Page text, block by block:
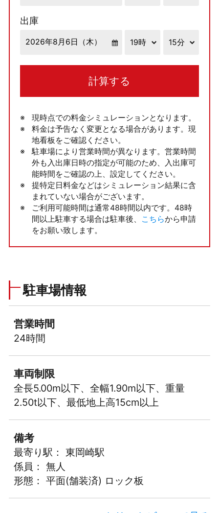
出庫
計算する
現時点での料金シミュレーションとなります。
料金は予告なく変更となる場合があります。現
地看板をご確認ください。
駐車場により営業時間が異なります。営業時間
外も入出庫日時の指定が可能のため、入出庫可
能時間をご確認の上、設定してください。
提特定日料金などはシミュレーション結果に含
まれていない場合がございます。
ご利用可能時間は通常48時間以内です。48時
間以上駐車する場合は駐車後、
こちらから申請
をお願い致します。
駐車場情報
営業時間
24時間
車両制限
全長5.00m以下、全幅1.90m以下、重量
2.50t以下、最低地上高15cm以上
備考
最寄り駅： 東岡崎駅
係員： 無人
形態： 平面(舗装済) ロック板